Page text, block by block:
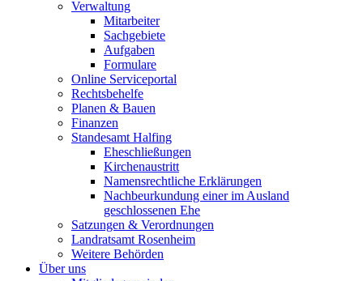
Verwaltung
Mitarbeiter
Sachgebiete
Aufgaben
Formulare
Online Serviceportal
Rechtsbehelfe
Planen & Bauen
Finanzen
Standesamt Halfing
Eheschließungen
Kirchenaustritt
Namensrechtliche Erklärungen
Nachbeurkundung einer im Ausland
geschlossenen Ehe
Satzungen & Verordnungen
Landratsamt Rosenheim
Weitere Behörden
Über uns